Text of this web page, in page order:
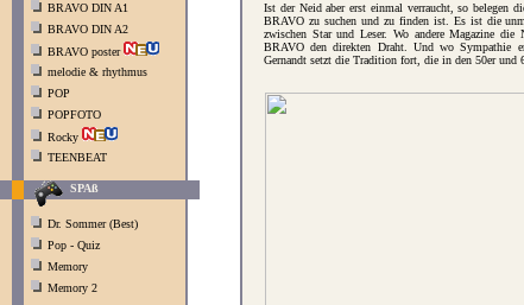
BRAVO DIN A1
BRAVO DIN A2
BRAVO poster
melodie & rhythmus
POP
POPFOTO
Rocky
TEENBEAT
SPAß
Dr. Sommer (Best)
Pop - Quiz
Memory
Memory 2
Ist der Neid aber erst einmal verraucht, so belegen
BRAVO zu suchen und zu finden ist. Es ist die
zwischen Star und Leser. Wo andere Magazine die
BRAVO den direkten Draht. Und wo Sympathie
Gernandt setzt die Tradition fort, die in den 50er und